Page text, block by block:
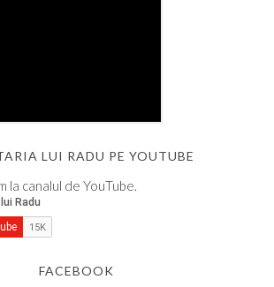
LUI RADU PE YOUTUBE
la canalul de YouTube.
FACEBOOK